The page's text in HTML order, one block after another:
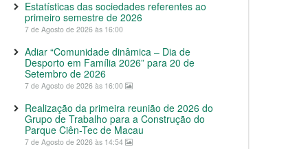
Estatísticas das sociedades referentes ao
primeiro semestre de 2026
7 de Agosto de 2026 às 16:00
Adiar “Comunidade dinâmica – Dia de
Desporto em Família 2026” para 20 de
Setembro de 2026
7 de Agosto de 2026 às 16:00
Realização da primeira reunião de 2026 do
Grupo de Trabalho para a Construção do
Parque Ciên-Tec de Macau
7 de Agosto de 2026 às 14:54